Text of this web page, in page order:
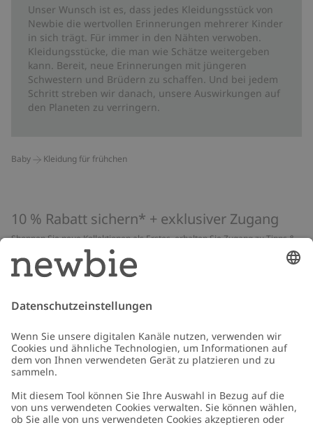
Unser Wunsch ist es, dass jedes Kleidungsstück von
Newbie die wertvollen Erinnerungen mehrerer Kinder
in sich trägt. Für immer in den Nähten verwoben.
Kleidungsstücke, die man wie Schätze weitergeben
kann. Bereit, neue Erinnerungen mit jüngeren
Schwestern und Brüdern zu schaffen. Und bei jedem
Schritt streben wir danach, unsere Auswirkungen auf
den Planeten zu verringern.
Baby Kleidung für frühchen
10 % Rabatt sichern* + exklusiver Zugang
Shoppen Sie neue Kollektionen als Erstes, erhalten Sie Zugang zu Tipps &
Guides und profitieren Sie von exklusiven Angeboten
*Gilt nur für deine erste Bestellung und ist nicht mit anderen Rabatten
oder Angeboten kombinierbar. Gilt nicht für limitierte Artikel. Lies unsere
Schicken